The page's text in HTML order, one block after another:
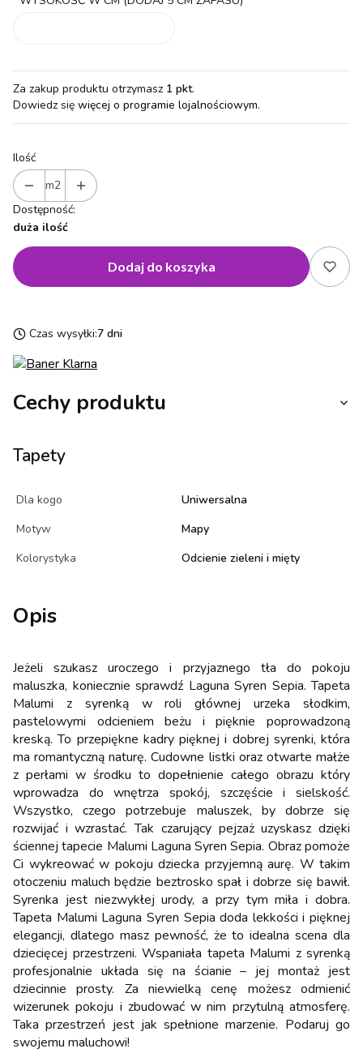
Za zakup produktu otrzymasz 1 pkt.
Dowiedz się więcej o programie lojalnościowym.
Ilość
m2
Dostępność:
duża ilość
Dodaj do koszyka
Czas wysyłki:7 dni
Cechy produktu
Tapety
Dla kogo
Uniwersalna
Motyw
Mapy
Kolorystyka
Odcienie zieleni i mięty
Opis
Jeżeli szukasz uroczego i przyjaznego tła do pokoju
maluszka, koniecznie sprawdź Laguna Syren Sepia. Tapeta
Malumi z syrenką w roli głównej urzeka słodkim,
pastelowymi odcieniem beżu i pięknie poprowadzoną
kreską. To przepiękne kadry pięknej i dobrej syrenki, która
ma romantyczną naturę. Cudowne listki oraz otwarte małże
z perłami w środku to dopełnienie całego obrazu który
wprowadza do wnętrza spokój, szczęście i sielskość.
Wszystko, czego potrzebuje maluszek, by dobrze się
rozwijać i wzrastać. Tak czarujący pejzaż uzyskasz dzięki
ściennej tapecie Malumi Laguna Syren Sepia. Obraz pomoże
Ci wykreować w pokoju dziecka przyjemną aurę. W takim
otoczeniu maluch będzie beztrosko spał i dobrze się bawił.
Syrenka jest niezwykłej urody, a przy tym miła i dobra.
Tapeta Malumi Laguna Syren Sepia doda lekkości i pięknej
elegancji, dlatego masz pewność, że to idealna scena dla
dziecięcej przestrzeni. Wspaniała tapeta Malumi z syrenką
profesjonalnie układa się na ścianie – jej montaż jest
dziecinnie prosty. Za niewielką cenę możesz odmienić
wizerunek pokoju i zbudować w nim przytulną atmosferę.
Taka przestrzeń jest jak spełnione marzenie. Podaruj go
swojemu maluchowi!